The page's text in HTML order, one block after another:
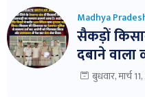
कार्रवाई के
Madhya
सैकड़ों
दबाने वाला
शिकंजे में!
बुधवार, मार्च